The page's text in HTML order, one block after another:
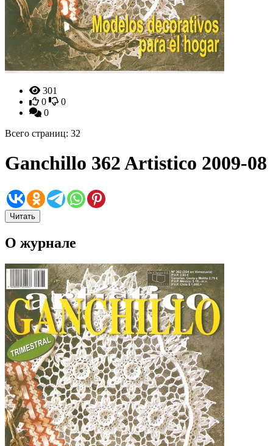
301
0
0
0
Всего страниц: 32
Ganchillo 362 Artistico 2009-08
Читать
О журнале